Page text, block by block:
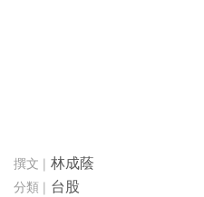
林成蔭
台股